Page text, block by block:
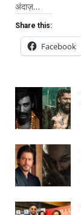
अंदाज़…
Share this:
Facebook